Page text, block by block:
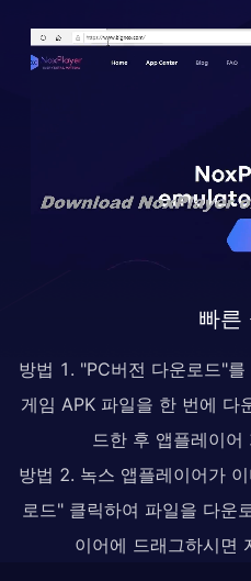
빠른
방법 1. "PC버전 다운로드"
게임 APK 파일을 한 번에 다
드한 후 앱플레이
방법 2. 녹스 앱플레이어가
로드" 클릭하여 파일을 다운
이어에 드래그하시면